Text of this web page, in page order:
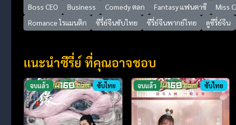
Boss CEO Business Comedy ตลก Fantasy แฟนตาซี
Miss
Romance โรแมนติก
ซีรี่ย์จีนซับไทย ซีรี่ย์จีนพากย์ไทย ดูซีรี่ย์จีน
แนะนำซีรี่ย์ ที่คุณอาจชอบ
จบแล้ว ซับไทย จบแล้ว ซับไทย